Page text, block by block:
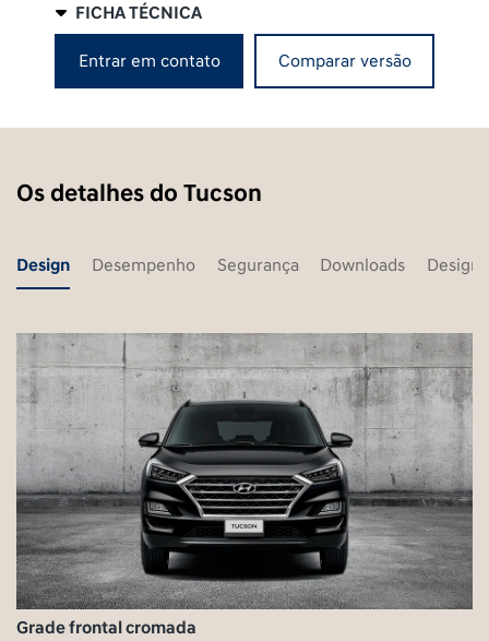
FICHA TÉCNICA
Entrar em contato Comparar versão
Os detalhes do Tucson
Design Desempenho Segurança Downloads Design
Grade frontal cromada